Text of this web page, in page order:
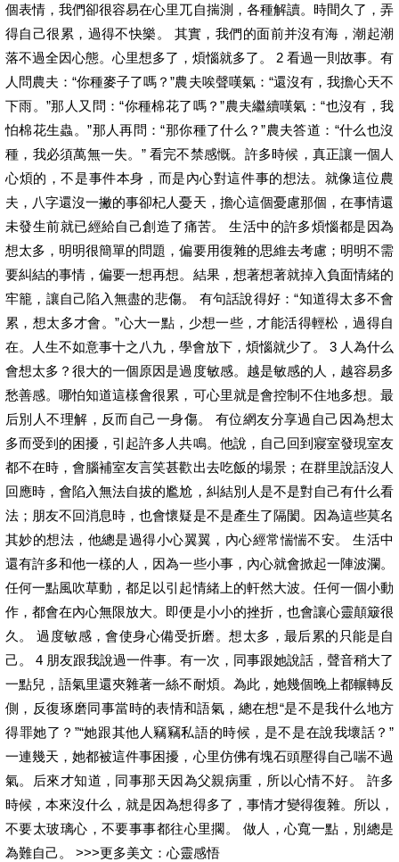
個表情，我們卻很容易在心里兀自揣測，各種解讀。時間久了，弄
得自己很累，過得不快樂。 其實，我們的面前并沒有海，潮起潮
落不過全因心態。心里想多了，煩惱就多了。 2 看過一則故事。有
人問農夫：“你種麥子了嗎？”農夫唉聲嘆氣：“還沒有，我擔心天不
下雨。”那人又問：“你種棉花了嗎？”農夫繼續嘆氣：“也沒有，我
怕棉花生蟲。”那人再問：“那你種了什么？”農夫答道：“什么也沒
種，我必須萬無一失。” 看完不禁感慨。許多時候，真正讓一個人
心煩的，不是事件本身，而是內心對這件事的想法。就像這位農
夫，八字還沒一撇的事卻杞人憂天，擔心這個憂慮那個，在事情還
未發生前就已經給自己創造了痛苦。 生活中的許多煩惱都是因為
想太多，明明很簡單的問題，偏要用復雜的思維去考慮；明明不需
要糾結的事情，偏要一想再想。結果，想著想著就掉入負面情緒的
牢籠，讓自己陷入無盡的悲傷。 有句話說得好：“知道得太多不會
累，想太多才會。”心大一點，少想一些，才能活得輕松，過得自
在。人生不如意事十之八九，學會放下，煩惱就少了。 3 人為什么
會想太多？很大的一個原因是過度敏感。越是敏感的人，越容易多
愁善感。哪怕知道這樣會很累，可心里就是會控制不住地多想。最
后別人不理解，反而自己一身傷。 有位網友分享過自己因為想太
多而受到的困擾，引起許多人共鳴。他說，自己回到寢室發現室友
都不在時，會腦補室友言笑甚歡出去吃飯的場景；在群里說話沒人
回應時，會陷入無法自拔的尷尬，糾結別人是不是對自己有什么看
法；朋友不回消息時，也會懷疑是不是產生了隔閡。因為這些莫名
其妙的想法，他總是過得小心翼翼，內心經常惴惴不安。 生活中
還有許多和他一樣的人，因為一些小事，內心就會掀起一陣波瀾。
任何一點風吹草動，都足以引起情緒上的軒然大波。任何一個小動
作，都會在內心無限放大。即便是小小的挫折，也會讓心靈顛簸很
久。 過度敏感，會使身心備受折磨。想太多，最后累的只能是自
己。 4 朋友跟我說過一件事。有一次，同事跟她說話，聲音稍大了
一點兒，語氣里還夾雜著一絲不耐煩。為此，她幾個晚上都輾轉反
側，反復琢磨同事當時的表情和語氣，總在想“是不是我什么地方
得罪她了？”“她跟其他人竊竊私語的時候，是不是在說我壞話？”
一連幾天，她都被這件事困擾，心里仿佛有塊石頭壓得自己喘不過
氣。后來才知道，同事那天因為父親病重，所以心情不好。 許多
時候，本來沒什么，就是因為想得多了，事情才變得復雜。所以，
不要太玻璃心，不要事事都往心里擱。 做人，心寬一點，別總是
為難自己。 >>>更多美文：心靈感悟